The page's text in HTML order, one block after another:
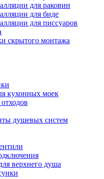
для раковин
для биде
для писсуаров
скрытого монтажа
кухонных моек
душевых систем
верхнего душа